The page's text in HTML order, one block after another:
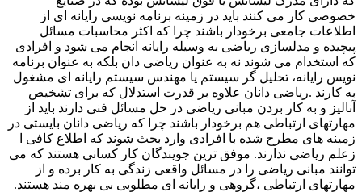
خصوصی کار می کنند باید در زمینه برنامه نویسی رایانه ای از
اطلاعات جامعی برخودار باشند چرا که اکثر محاسبات مسائل
پیچیده و مدلسازی ریاضی به وسیله رایانه انجام می شود و افرادی
که استخدام می شوند نه به عنوان ریاضی دان بلکه به عنوان برنامه
نویس رایانه، تحلیل گر سیستم یا مهندس سیستم رایانه ای مشغول
به کارند .ریاضی دانان علاوه بر قدرت استدلال که برای تشخیص
آنالیز و به کار بردن مبانی ریاضی در حل مسائل فنی دارند باید از
مهارتهای ارتباطی هم برخودار باشند چرا که ریاضی دانان بایستی در
زمینه های مطرح شده با افرادی وارد بحث شوند که اطلاع کافی ا
زعلم ریاضی ندارند. موفق ترین جویندگان کار کسانی هستند که می
توانند مبانی ریاضی را در مسائل واقعی زندگی به کار برده و از
مهارتهای ارتباطی ،گروهی و رایانه ای مطلوبی بی بهره مند هستند.